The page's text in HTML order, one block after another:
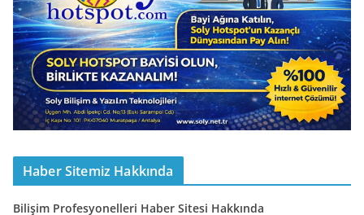
Haber Sitemiz Hakkında
Bilişim Profesyonelleri Haber Sitesi Hakkında